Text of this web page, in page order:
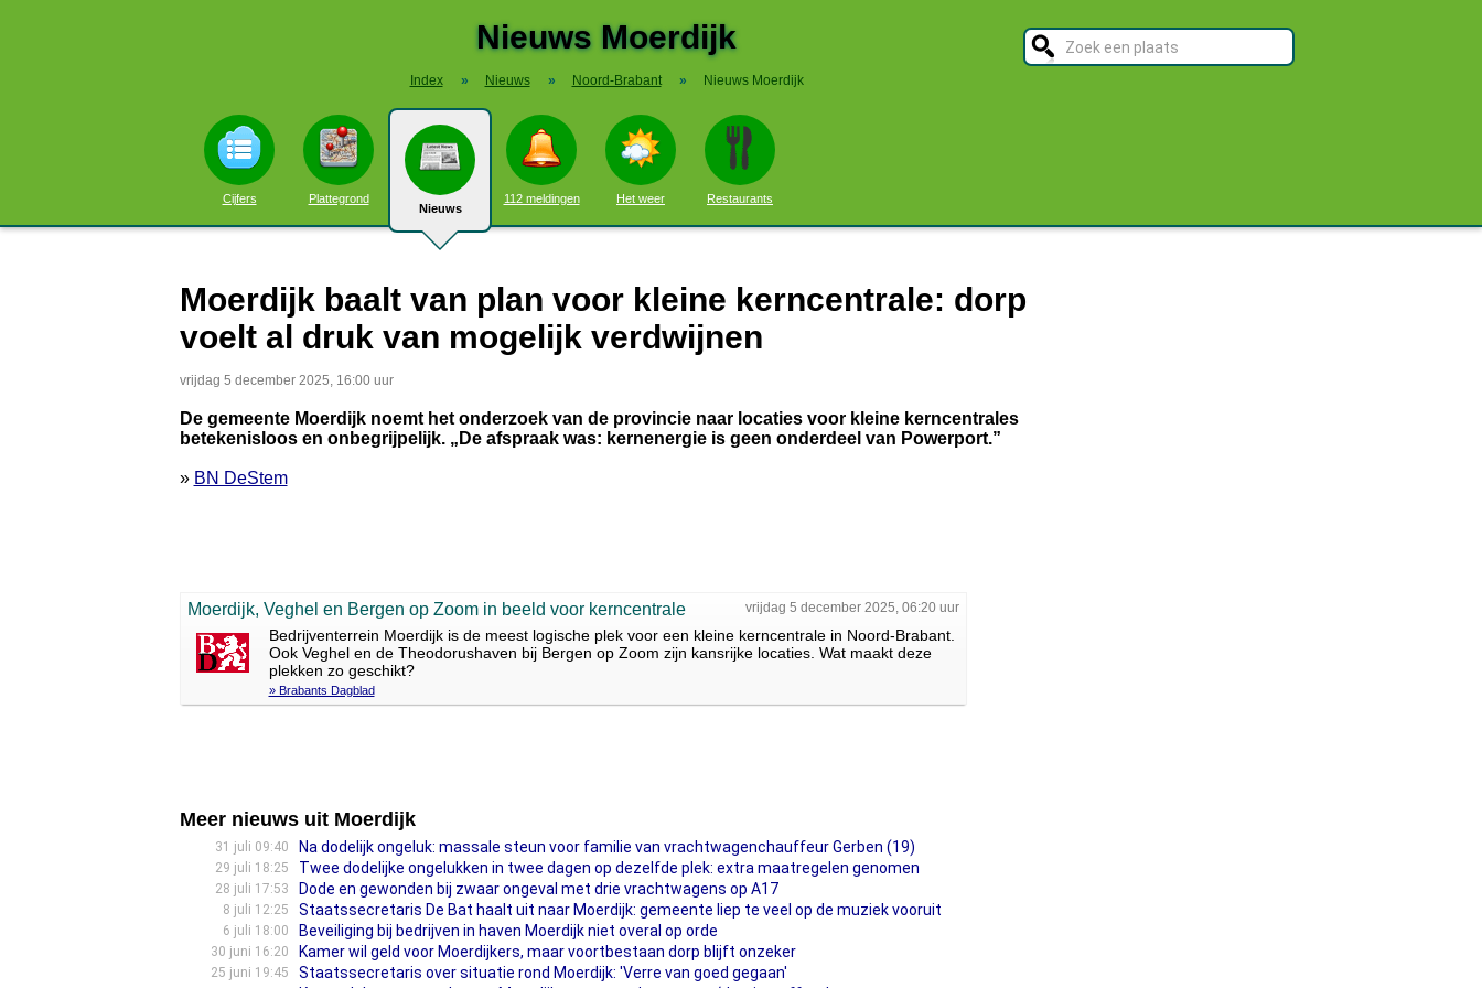
Nieuws Moerdijk
Index » Nieuws » Noord-Brabant » Nieuws Moerdijk
Cijfers Plattegrond
Nieuws
112 meldingen Het weer Restaurants
Moerdijk baalt van plan voor kleine kerncentrale: dorp
voelt al druk van mogelijk verdwijnen
vrijdag 5 december 2025, 16:00 uur
De gemeente Moerdijk noemt het onderzoek van de provincie naar locaties voor kleine kerncentrales
betekenisloos en onbegrijpelijk. „De afspraak was: kernenergie is geen onderdeel van Powerport.”
» BN DeStem
vrijdag 5 december 2025, 06:20 uur
Moerdijk, Veghel en Bergen op Zoom in beeld voor kerncentrale
Bedrijventerrein Moerdijk is de meest logische plek voor een kleine kerncentrale in Noord-Brabant.
Ook Veghel en de Theodorushaven bij Bergen op Zoom zijn kansrijke locaties. Wat maakt deze
plekken zo geschikt?
» Brabants Dagblad
Meer nieuws uit Moerdijk
31 juli 09:40 Na dodelijk ongeluk: massale steun voor familie van vrachtwagenchauffeur Gerben (19)
29 juli 18:25 Twee dodelijke ongelukken in twee dagen op dezelfde plek: extra maatregelen genomen
28 juli 17:53 Dode en gewonden bij zwaar ongeval met drie vrachtwagens op A17
8 juli 12:25 Staatssecretaris De Bat haalt uit naar Moerdijk: gemeente liep te veel op de muziek vooruit
6 juli 18:00 Beveiliging bij bedrijven in haven Moerdijk niet overal op orde
30 juni 16:20 Kamer wil geld voor Moerdijkers, maar voortbestaan dorp blijft onzeker
25 juni 19:45 Staatssecretaris over situatie rond Moerdijk: 'Verre van goed gegaan'